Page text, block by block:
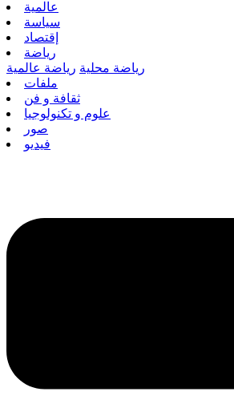
عالمية
سياسة
إقتصاد
رياضة
رياضة محلية رياضة عالمية
ملفات
ثقافة و فن
علوم و تكنولوجيا
صور
فيديو